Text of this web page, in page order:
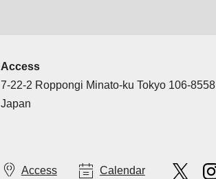
Access
7-22-2 Roppongi Minato-ku Tokyo 106-8558
Japan
Access Calendar